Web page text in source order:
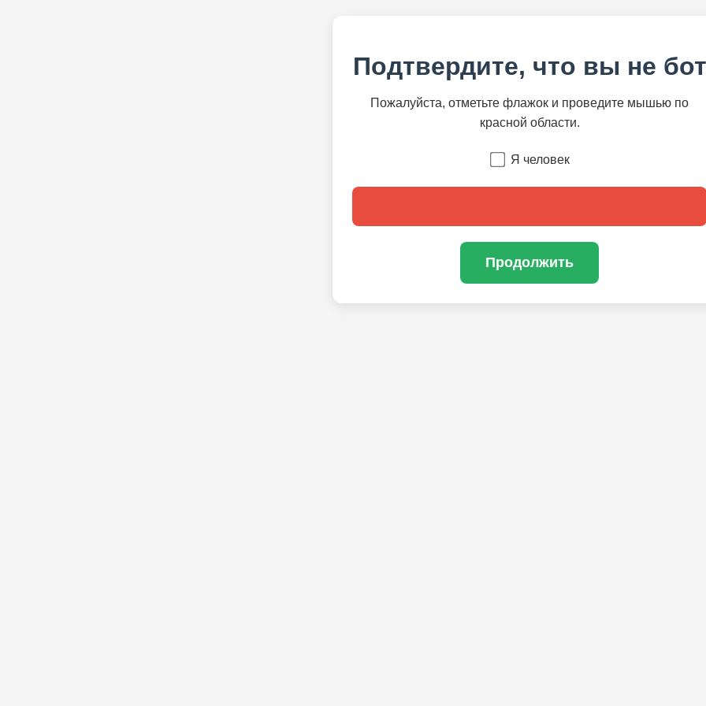
Подтвердите, что вы не бот
Пожалуйста, отметьте флажок и проведите мышью по
красной области.
Я человек
Продолжить